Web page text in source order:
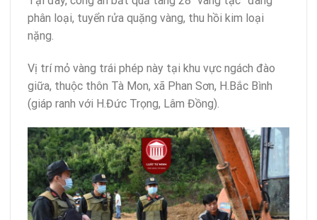
phân loại, tuyển rửa quặng vàng, thu hồi kim loại
nặng.
Vị trí mỏ vàng trái phép này tại khu vực ngách đào
giữa, thuộc thôn Tà Mon, xã Phan Sơn, H.Bắc Bình
(giáp ranh với H.Đức Trọng, Lâm Đồng).